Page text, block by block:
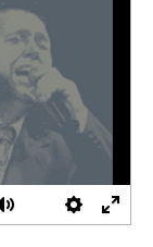
Mute Settings